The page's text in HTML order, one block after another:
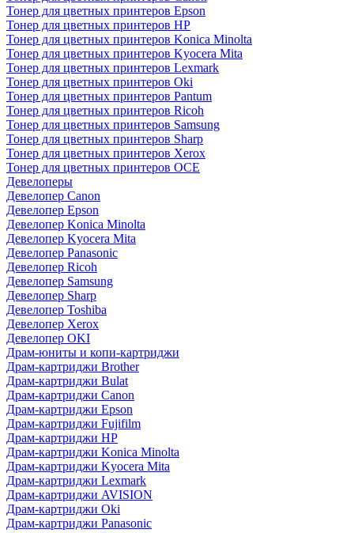
Тонер для цветных принтеров Epson
Тонер для цветных принтеров HP
Тонер для цветных принтеров Konica Minolta
Тонер для цветных принтеров Kyocera Mita
Тонер для цветных принтеров Lexmark
Тонер для цветных принтеров Oki
Тонер для цветных принтеров Pantum
Тонер для цветных принтеров Ricoh
Тонер для цветных принтеров Samsung
Тонер для цветных принтеров Sharp
Тонер для цветных принтеров Xerox
Тонер для цветных принтеров OCE
Девелоперы
Девелопер Canon
Девелопер Epson
Девелопер Konica Minolta
Девелопер Kyocera Mita
Девелопер Panasonic
Девелопер Ricoh
Девелопер Samsung
Девелопер Sharp
Девелопер Toshiba
Девелопер Xerox
Девелопер OKI
Драм-юниты и копи-картриджи
Драм-картриджи Brother
Драм-картриджи Bulat
Драм-картриджи Canon
Драм-картриджи Epson
Драм-картриджи Fujifilm
Драм-картриджи HP
Драм-картриджи Konica Minolta
Драм-картриджи Kyocera Mita
Драм-картриджи Lexmark
Драм-картриджи AVISION
Драм-картриджи Oki
Драм-картриджи Panasonic